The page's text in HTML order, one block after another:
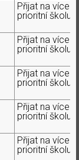
Přijat na více
prioritní školu
Přijat na více
prioritní školu
Přijat na více
prioritní školu
Přijat na více
prioritní školu
Přijat na více
prioritní školu